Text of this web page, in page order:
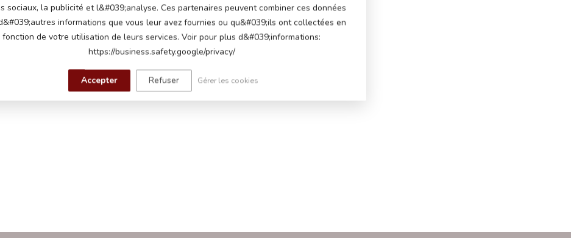
sociaux, la publicité et l&#039;analyse. Ces partenaires peuvent combiner ces données
informations que vous leur avez fournies ou qu&#039;ils ont collectées en
fonction de votre utilisation de leurs services. Voir pour plus d&#039;informations:
https://business.safety.google/privacy/
Accepter Refuser Gérer les cookies